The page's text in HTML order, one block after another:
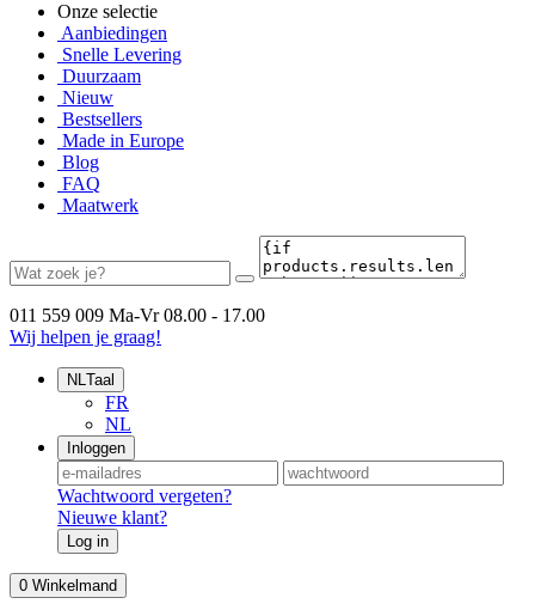
Onze selectie
Aanbiedingen
Snelle Levering
Duurzaam
Nieuw
Bestsellers
Made in Europe
Blog
FAQ
Maatwerk
011 559 009 Ma-Vr 08.00 - 17.00
Wij helpen je graag!
NLTaal
FR
NL
Inloggen
Wachtwoord vergeten?
Nieuwe klant?
Log in
0 Winkelmand